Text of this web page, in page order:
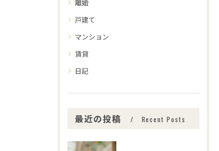
離婚
戸建て
マンション
賃貸
日記
最近の投稿 Recent Posts